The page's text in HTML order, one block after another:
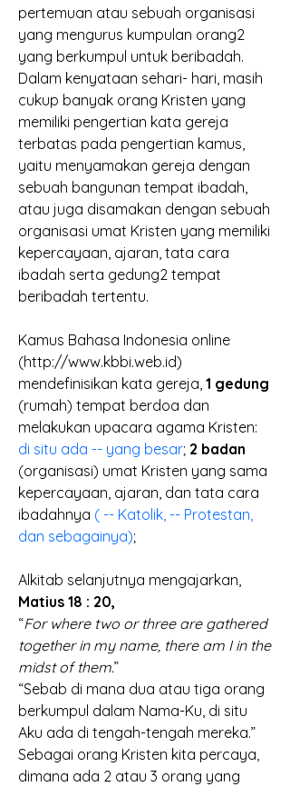
pertemuan atau sebuah organisasi
yang mengurus kumpulan orang2
yang berkumpul untuk beribadah.
Dalam kenyataan sehari- hari, masih
cukup banyak orang Kristen yang
memiliki pengertian kata gereja
terbatas pada pengertian kamus,
yaitu menyamakan gereja dengan
sebuah bangunan tempat ibadah,
atau juga disamakan dengan sebuah
organisasi umat Kristen yang memiliki
kepercayaan, ajaran, tata cara
ibadah serta gedung2 tempat
beribadah tertentu.
Kamus Bahasa Indonesia online
(http://www.kbbi.web.id)
mendefinisikan kata gereja,
(rumah) tempat berdoa dan
di situ ada -- yang besar;
(organisasi) umat Kristen yang sama
kepercayaan, ajaran, dan tata cara
ibadahnya ( -- Katolik, -- Protestan,
dan sebagainya);
Matius 18 : 20,
“For where two or three are gathered
together in my name, there am I in the
midst of them.”
“Sebab di mana dua atau tiga orang
berkumpul dalam Nama-Ku, di situ
Aku ada di tengah-tengah mereka.”
Sebagai orang Kristen kita percaya,
dimana ada 2 atau 3 orang yang